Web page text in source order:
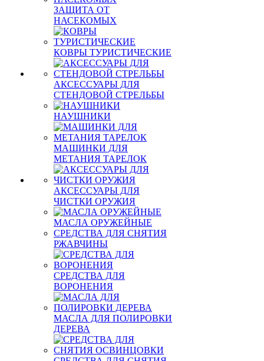
ЗАЩИТА ОТ
НАСЕКОМЫХ
КОВРЫ ТУРИСТИЧЕСКИЕ
АКСЕССУАРЫ ДЛЯ
СТЕНДОВОЙ СТРЕЛЬБЫ
НАУШНИКИ
МАШИНКИ ДЛЯ
МЕТАНИЯ ТАРЕЛОК
АКСЕССУАРЫ ДЛЯ
ЧИСТКИ ОРУЖИЯ
МАСЛА ОРУЖЕЙНЫЕ
СРЕДСТВА ДЛЯ СНЯТИЯ
РЖАВЧИНЫ
СРЕДСТВА ДЛЯ
ВОРОНЕНИЯ
МАСЛА ДЛЯ ПОЛИРОВКИ
ДЕРЕВА